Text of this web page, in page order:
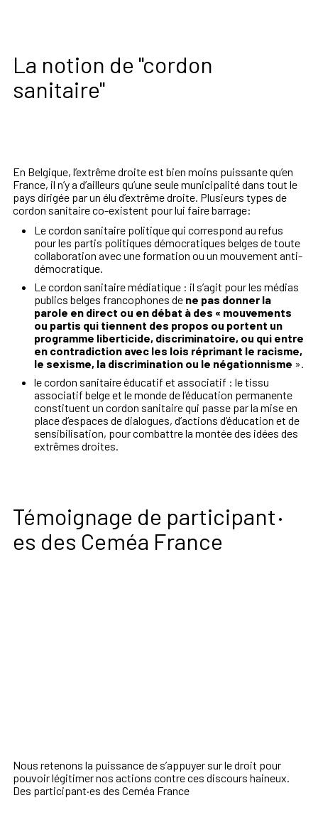
La notion de "cordon
sanitaire"
En Belgique, l’extrême droite est bien moins puissante qu’en
France, il n’y a d’ailleurs qu’une seule municipalité dans tout le
pays dirigée par un élu d’extrême droite. Plusieurs types de
cordon sanitaire co-existent pour lui faire barrage:
Le cordon sanitaire politique qui correspond au refus
pour les partis politiques démocratiques belges de toute
collaboration avec une formation ou un mouvement anti-
démocratique.
Le cordon sanitaire médiatique : il s’agit pour les médias
publics belges francophones de ne pas donner la
parole en direct ou en débat à des « mouvements
ou partis qui tiennent des propos ou portent un
programme liberticide, discriminatoire, ou qui entre
en contradiction avec les lois réprimant le racisme,
le sexisme, la discrimination ou le négationnisme ».
le cordon sanitaire éducatif et associatif : le tissu
associatif belge et le monde de l’éducation permanente
constituent un cordon sanitaire qui passe par la mise en
place d’espaces de dialogues, d’actions d’éducation et de
sensibilisation, pour combattre la montée des idées des
extrêmes droites.
Témoignage de participant·
es des Ceméa France
Nous retenons la puissance de s’appuyer sur le droit pour
pouvoir légitimer nos actions contre ces discours haineux.
Des participant·es des Ceméa France